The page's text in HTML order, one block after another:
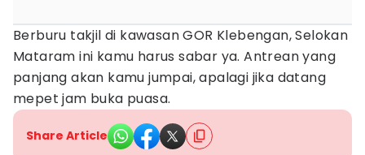
Berburu takjil di kawasan GOR Klebengan, Selokan
Mataram ini kamu harus sabar ya. Antrean yang
panjang akan kamu jumpai, apalagi jika datang
mepet jam buka puasa.
Share Article